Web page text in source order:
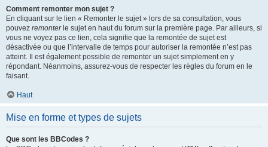
Comment remonter mon sujet ?
En cliquant sur le lien « Remonter le sujet » lors de sa consultation, vous
pouvez remonterle sujet en haut du forum sur la première page. Par ailleurs, si
vous ne voyez pas ce lien, cela signifie que la remontée de sujet est
désactivée ou que l’intervalle de temps pour autoriser la remontée n’est pas
atteint. Il est également possible de remonter un sujet simplement en y
répondant. Néanmoins, assurez-vous de respecter les règles du forum en le
faisant.
Haut
Mise en forme et types de sujets
Que sont les BBCodes ?